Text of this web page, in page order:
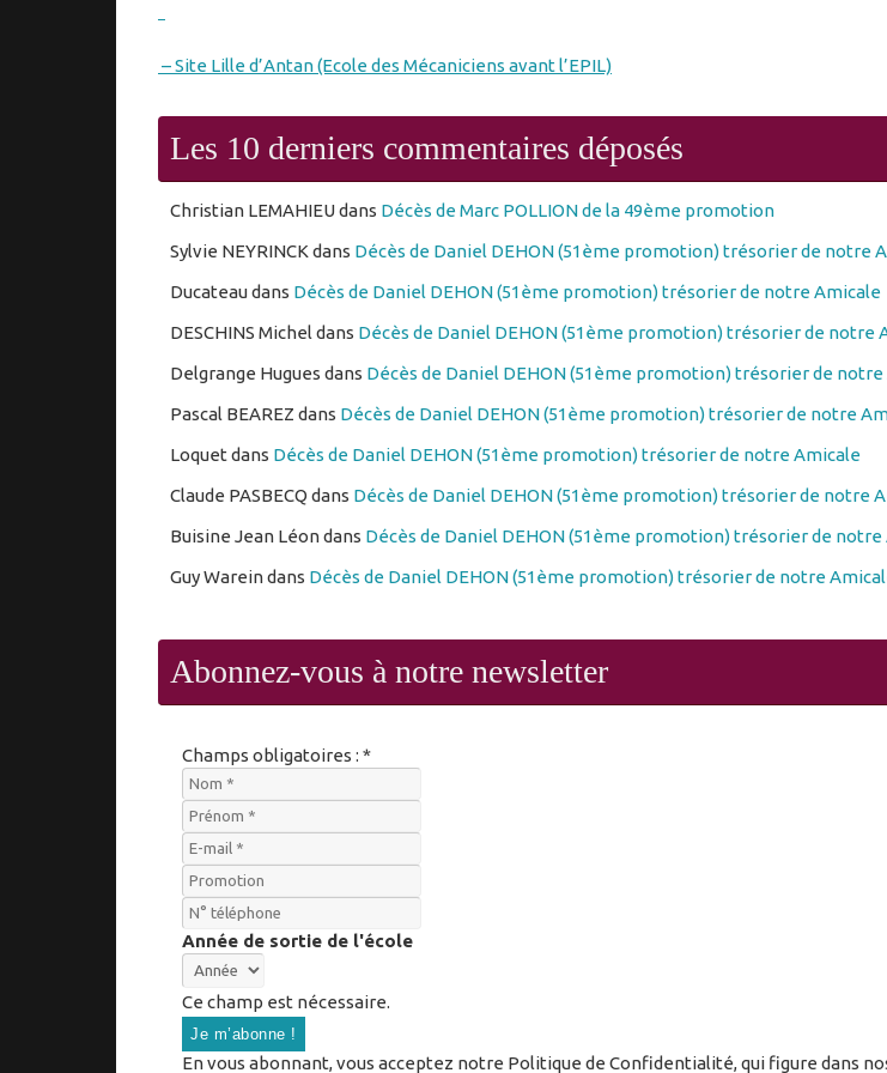
– Site Lille d’Antan (Ecole des Mécaniciens avant l’EPIL)
Les 10 derniers commentaires déposés
Christian LEMAHIEUdans Décès de Marc POLLION de la 49ème promotion
Sylvie NEYRINCK dans Décès de Daniel DEHON (51ème promotion) trésorier de notre
Ducateaudans Décès de Daniel DEHON (51ème promotion) trésorier de notre Amicale
DESCHINS Michel dans Décès de Daniel DEHON (51ème promotion) trésorier de notre
Delgrange Hugues dans Décès de Daniel DEHON (51ème promotion) trésorier de
Pascal BEAREZ dans Décès de Daniel DEHON (51ème promotion) trésorier de notre
Loquet dans Décès de Daniel DEHON (51ème promotion) trésorier de notre Amicale
Claude PASBECQ dans Décès de Daniel DEHON (51ème promotion) trésorier de notre
Buisine Jean Léondans Décès de Daniel DEHON (51ème promotion) trésorier de notre
Guy Wareindans Décès de Daniel DEHON (51ème promotion) trésorier de notre
Abonnez-vous à notre newsletter
Champs obligatoires : *
Année de sortie de l'école
Ce champ est nécessaire.
En vous abonnant, vous acceptez notre Politique de Confidentialité, qui figure dans